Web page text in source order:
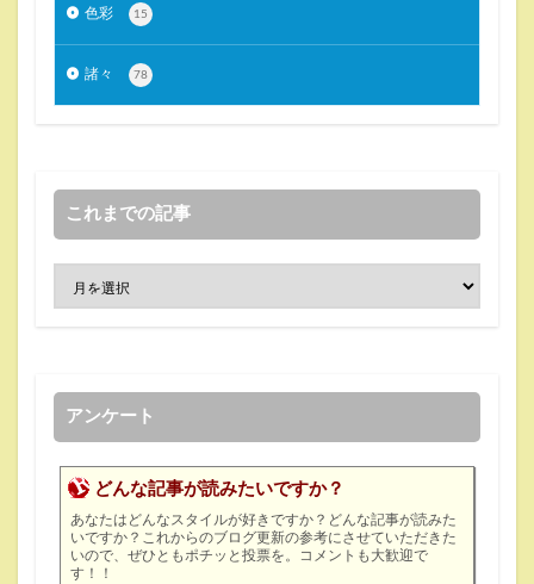
色彩 15
諸々 78
これまでの記事
アンケート
どんな記事が読みたいですか？
あなたはどんなスタイルが好きですか？どんな記事が読みた
いですか？これからのブログ更新の参考にさせていただきた
いので、ぜひともポチッと投票を。コメントも大歓迎で
す！！